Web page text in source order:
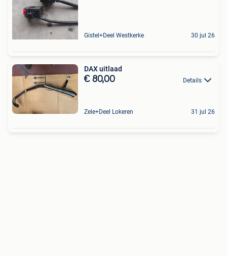
Gistel+Deel Westkerke 30 jul 26
DAX uitlaad
€ 80,00 Details
Zele+Deel Lokeren 31 jul 26